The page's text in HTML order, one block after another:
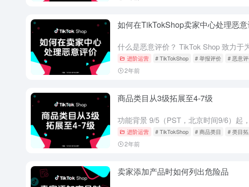
如何在TikTokShop卖家中心处理恶意
进阶运营 # TikTokShop # 举报评价 # 恶意
2年前
商品类目从3级拓展至4-7级
进阶运营 # TikTokShop # 商品类目 # 类目
2年前
卖家添加产品时如何列出危险品